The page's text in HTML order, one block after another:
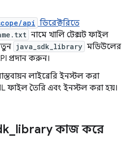
api ডিরেক্টরিতে
নামে খালি টেক্সট ফাইল
java_sdk_library মডিউলের
প্রদান করুন।
লাইব্রেরি ইনস্টল করা
ফাইল তৈরি এবং ইনস্টল করা হয়।
library কাজ করে